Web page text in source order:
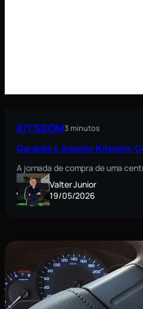
KITSSOM3 minutos
Garantia e Suporte Kitssom:
A jornada de compra de uma
Valter Junior
19/05/2026